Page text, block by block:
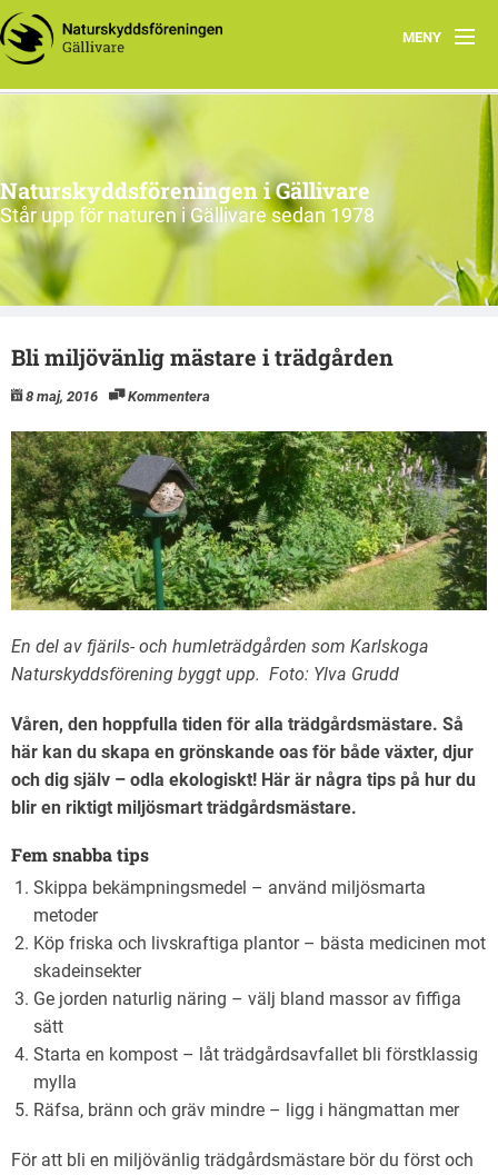
MENY
Hem
Intressegrupper
EN
Naturskyddsföreningen i Gällivare
Står upp för naturen i Gällivare sedan 1978
Bli miljövänlig mästare i trädgården
8 maj, 2016 Kommentera
En del av fjärils- och humleträdgården som Karlskoga
Naturskyddsförening byggt upp. Foto: Ylva Grudd
Våren, den hoppfulla tiden för alla trädgårdsmästare. Så
här kan du skapa en grönskande oas för både växter, djur
och dig själv – odla ekologiskt! Här är några tips på hur du
blir en riktigt miljösmart trädgårdsmästare.
Fem snabba tips
Skippa bekämpningsmedel – använd miljösmarta
metoder
Köp friska och livskraftiga plantor – bästa medicinen mot
skadeinsekter
Ge jorden naturlig näring – välj bland massor av fiffiga
sätt
Starta en kompost – låt trädgårdsavfallet bli förstklassig
mylla
Räfsa, bränn och gräv mindre – ligg i hängmattan mer
För att bli en miljövänlig trädgårdsmästare bör du först och